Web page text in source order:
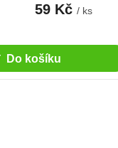
59 Kč / ks
Do košíku